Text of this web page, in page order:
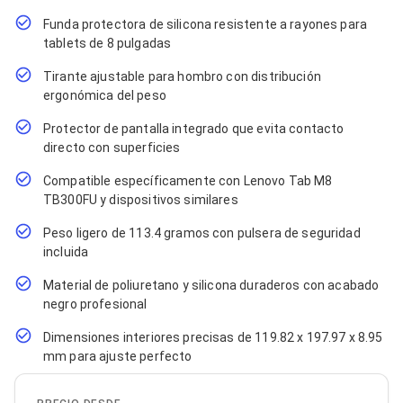
Cables Coaxiales
Accesorios para Cables
Conectores
Tapas y Cajas
Pinzas Ponchadoras
Probadores de Cable
Protectores para Cables
Cables para Impresoras
Cableado Estructurado
Sujetadores de Cables
Cinchos
Adaptadores
Adaptadores PC
Adaptadores PC USB
Adaptadores PC Serial
Adaptadores PC SATA
Adaptadores PC IDE
Adaptadores PC Teclado
Funda protectora de silicona resistente a rayones para
tablets de 8 pulgadas
Tirante ajustable para hombro con distribución
ergonómica del peso
Protector de pantalla integrado que evita contacto
directo con superficies
Compatible específicamente con Lenovo Tab M8
TB300FU y dispositivos similares
Peso ligero de 113.4 gramos con pulsera de seguridad
incluida
Material de poliuretano y silicona duraderos con acabado
negro profesional
Dimensiones interiores precisas de 119.82 x 197.97 x 8.95
mm para ajuste perfecto